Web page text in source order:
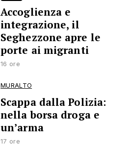
Accoglienza e
integrazione, il
Seghezzone apre le
porte ai migranti
16 ore
MURALTO
Scappa dalla Polizia:
nella borsa droga e
un’arma
17 ore